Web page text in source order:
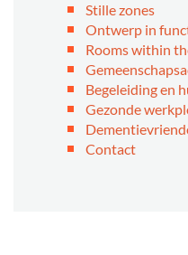
Stille zones
Ontwerp in
Rooms within
Begeleiding en
Gezonde
Contact